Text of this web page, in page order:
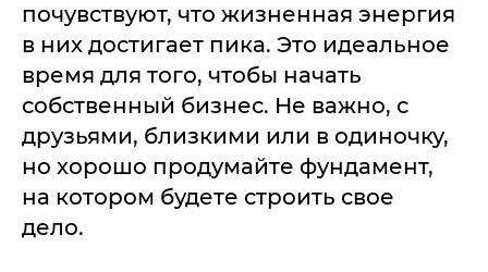
почувствуют, что жизненная энергия
в них достигает пика. Это идеальное
время для того, чтобы начать
собственный бизнес. Не важно, с
друзьями, близкими или в одиночку,
но хорошо продумайте фундамент,
на котором будете строить свое
дело.